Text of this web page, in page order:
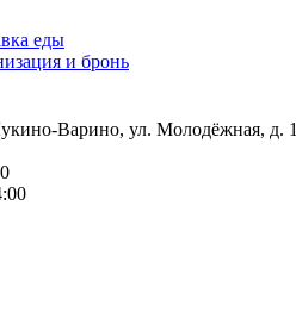
еды
и бронь
Варино, ул. Молодёжная, д. 1